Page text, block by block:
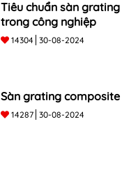
Tiêu chuẩn sàn
trong công nghiệp
14304 30-08-2024
Sàn grating
14287 30-08-2024